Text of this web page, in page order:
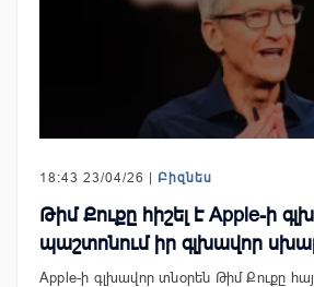
18:43 23/04/26 | Բիզնես
Թիմ Քուքը հիշել է Apple-ի
պաշտոնում իր գլխավոր
Apple-ի գլխավոր տնօրեն Թիմ Քուքը